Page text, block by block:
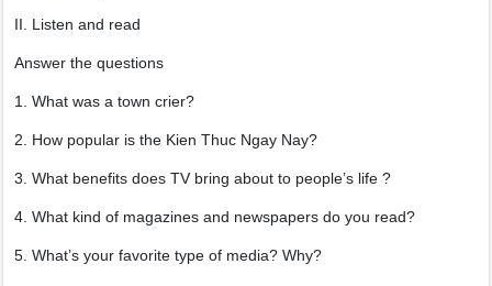
II. Listen and read
Answer the questions
1. What was a town crier?
2. How popular is the Kien Thuc Ngay Nay?
3. What benefits does TV bring about to people’s life ?
4. What kind of magazines and newspapers do you read?
5. What’s your favorite type of media? Why?